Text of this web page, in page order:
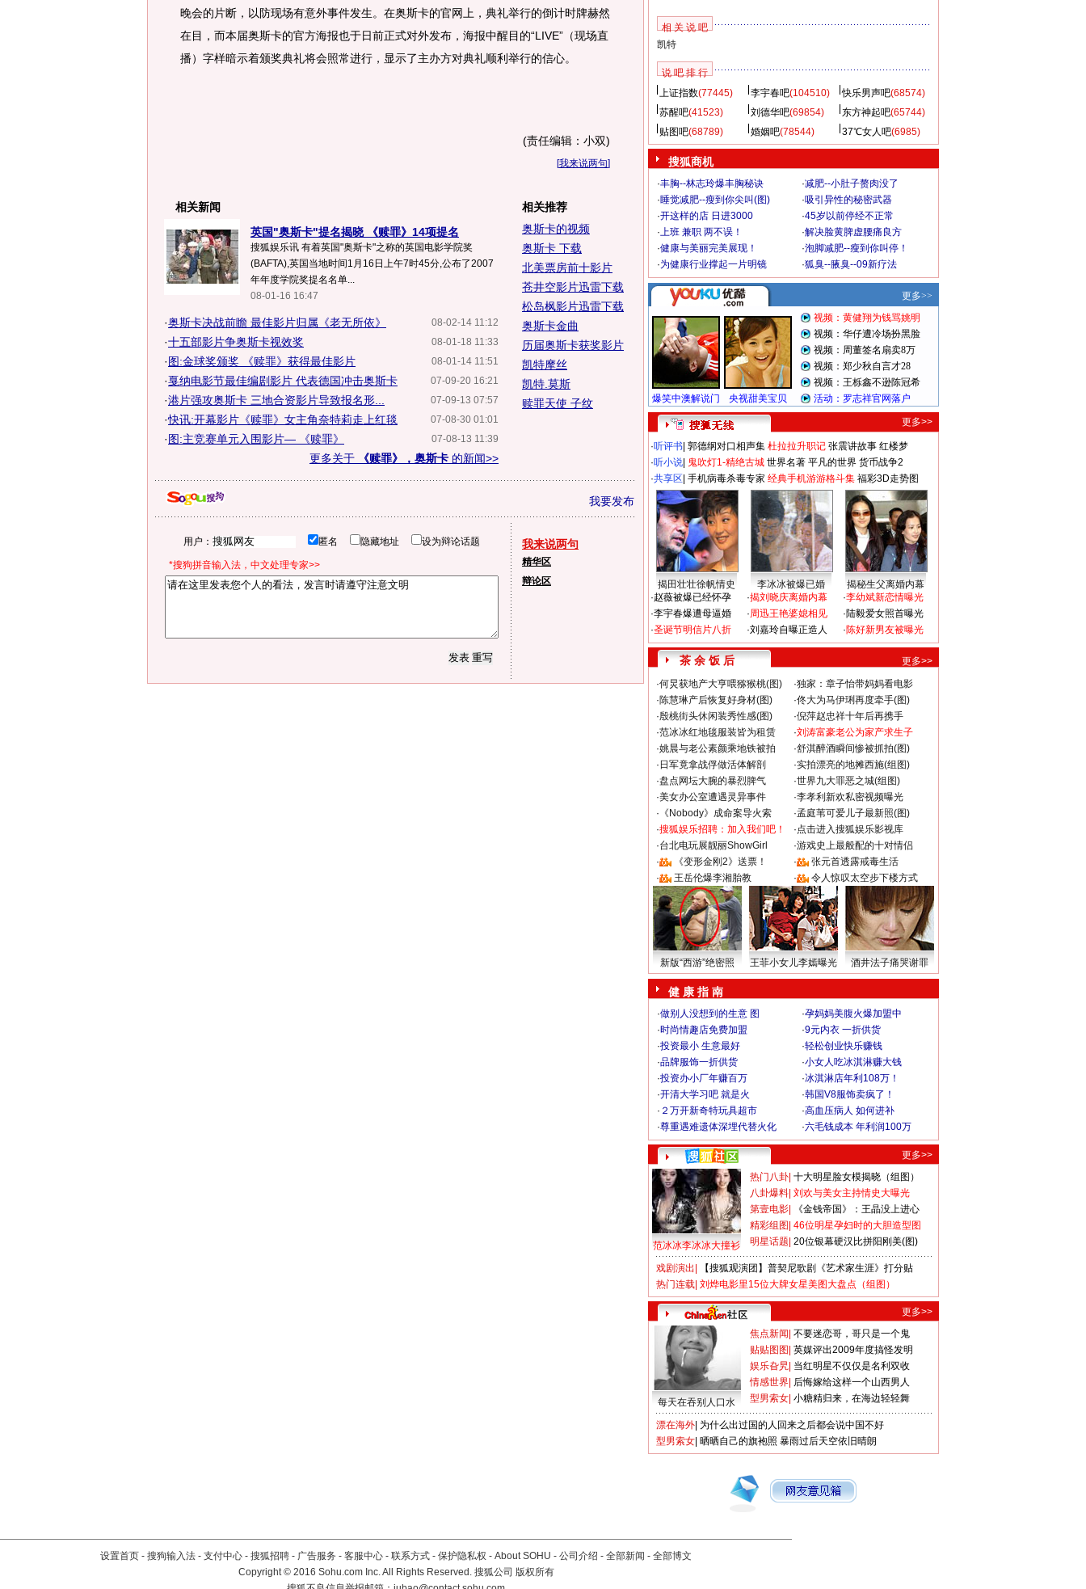
晚会的片断，以防现场有意外事件发生。在奥斯卡的官网上，典礼举行的倒计时牌赫然
在目，而本届奥斯卡的官方海报也于日前正式对外发布，海报中醒目的“LIVE”（现场直
播）字样暗示着颁奖典礼将会照常进行，显示了主办方对典礼顺利举行的信心。
(责任编辑：小双)
[我来说两句]
相关新闻
英国"奥斯卡"提名揭晓 《赎罪》14项提名
搜狐娱乐讯 有着英国"奥斯卡"之称的英国电影学院奖
(BAFTA),英国当地时间1月16日上午7时45分,公布了2007
年年度学院奖提名名单...
08-01-16 16:47
08-02-14 11:12
·奥斯卡决战前瞻 最佳影片归属《老无所依》
08-01-18 11:33
·十五部影片争奥斯卡视效奖
08-01-14 11:51
·图:金球奖颁奖 《赎罪》获得最佳影片
07-09-20 16:21
·戛纳电影节最佳编剧影片 代表德国冲击奥斯卡
07-09-13 07:57
·港片强攻奥斯卡 三地合资影片导致报名形...
07-08-30 01:01
·快讯:开幕影片《赎罪》女主角奈特莉走上红毯
07-08-13 11:39
·图:主竞赛单元入围影片— 《赎罪》
更多关于
《赎罪》，奥斯卡 的新闻>>
相关推荐
奥斯卡的视频
奥斯卡 下载
北美票房前十影片
苍井空影片迅雷下载
松岛枫影片迅雷下载
奥斯卡金曲
历届奥斯卡获奖影片
凯特摩丝
凯特.莫斯
赎罪天使 子纹
我要发布
用户： 匿名 隐藏地址 设为辩论话题
*搜狗拼音输入法，中文处理专家>>
我来说两句
精华区
辩论区
相 关 说 吧
凯特
说 吧 排 行
上证指数(77445) 李宇春吧(104510) 快乐男声吧(68574)
苏醒吧(41523) 刘德华吧(69854) 东方神起吧(65744)
贴图吧(68789) 婚姻吧(78544) 37℃女人吧(6985)
搜狐商机
·丰胸--林志玲爆丰胸秘诀 ·减肥--小肚子赘肉没了
·睡觉减肥--瘦到你尖叫(图) ·吸引异性的秘密武器
·开这样的店 日进3000 ·45岁以前停经不正常
·上班 兼职 两不误！ ·解决脸黄脾虚腰痛良方
·健康与美丽完美展现！ ·泡脚减肥--瘦到你叫停！
·为健康行业撑起一片明镜 ·狐臭--腋臭--09新疗法
更多>>
·听评书 郭德纲对口相声集 杜拉拉升职记 张震讲故事 红楼梦
·听小说 鬼吹灯1-精绝古城 世界名著 平凡的世界 货币战争2
·共享区 手机病毒杀毒专家 经典手机游游格斗集 福彩3D走势图
揭田壮壮徐帆情史 李冰冰被爆已婚
揭秘生父离婚内幕
·赵薇被爆已经怀孕
·李宇春爆遭母逼婚
·圣诞节明信片八折
·揭刘晓庆离婚内幕
·周迅王艳婆媳相见
·刘嘉玲自曝正造人
·李幼斌新恋情曝光
·陆毅爱女照首曝光
·陈好新男友被曝光
茶 余 饭 后
更多>>
·何炅获地产大亨喂猕猴桃(图) ·独家：章子怡带妈妈看电影
·陈慧琳产后恢复好身材(图) ·佟大为马伊琍再度牵手(图)
·殷桃街头休闲装秀性感(图) ·倪萍赵忠祥十年后再携手
·范冰冰红地毯服装皆为租赁 ·刘涛富豪老公为家产求生子
·姚晨与老公素颜乘地铁被拍 ·舒淇醉酒瞬间惨被抓拍(图)
· 日军竟拿战俘做活体解剖 ·实拍漂亮的地摊西施(组图)
·盘点网坛大腕的暴烈脾气 ·世界九大罪恶之城(组图)
·美女办公室遭遇灵异事件 ·李孝利新欢私密视频曝光
· 《Nobody》成命案导火索 ·孟庭苇可爱儿子最新照(图)
·搜狐娱乐招聘：加入我们吧！ ·点击进入搜狐娱乐影视库
·台北电玩展靓丽ShowGirl ·游戏史上最般配的十对情侣
·
《变形金刚2》送票！ ·
张元首透露戒毒生活
·
王岳伦爆李湘胎教 · 令人惊叹太空步下楼方式
新版“西游”绝密照 王菲小女儿李嫣曝光 酒井法子痛哭谢罪
健 康 指 南
·做别人没想到的生意 图 ·孕妈妈美腹火爆加盟中
·时尚情趣店免费加盟 ·9元内衣 一折供货
·投资最小 生意最好 ·轻松创业快乐赚钱
·品牌服饰一折供货 ·小女人吃冰淇淋赚大钱
·投资办小厂年赚百万 ·冰淇淋店年利108万！
·开清大学习吧 就是火 ·韩国V8服饰卖疯了！
· ２万开新奇特玩具超市 ·高血压病人 如何进补
·尊重遇难遗体深埋代替火化 ·六毛钱成本 年利润100万
更多>>
范冰冰李冰冰大撞衫
热门八卦 十大明星脸女模揭晓（组图）
八卦爆料 刘欢与美女主持情史大曝光
第壹电影
《金钱帝国》：王晶没上进心
精彩组图 46位明星孕妇时的大胆造型图
明星话题 20位银幕硬汉比拼阳刚美(图)
戏剧演出
【搜狐观演团】普契尼歌剧《艺术家生涯》打分贴
热门连载 刘烨电影里15位大牌女星美图大盘点（组图）
更多>>
每天在吞别人口水
焦点新闻 不要迷恋哥，哥只是一个鬼
贴贴图图 英媒评出2009年度搞怪发明
娱乐旮旯 当红明星不仅仅是名利双收
情感世界 后悔嫁给这样一个山西男人
型男索女 小糖精归来，在海边轻轻舞
漂在海外 为什么出过国的人回来之后都会说中国不好
型男索女 晒晒自己的旗袍照 暴雨过后天空依旧晴朗
设置首页 - 搜狗输入法 - 支付中心 - 搜狐招聘 - 广告服务 - 客服中心 - 联系方式 - 保护隐私权 - About SOHU - 公司介绍 - 全部新闻 - 全部博文
Copyright©2016 Sohu.com Inc. All Rights Reserved. 搜狐公司 版权所有